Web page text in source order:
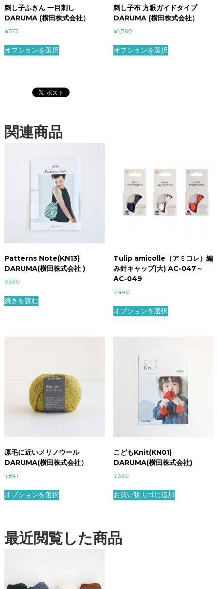
刺し子ふきん 一目刺し
DARUMA (横田株式会社）
¥572
オプションを選択
刺し子布 方眼ガイドタイプ
DARUMA (横田株式会社）
¥1,760
オプションを選択
関連商品
Patterns Note(KN13)
DARUMA(横田株式会社 )
¥330
続きを読む
Tulip amicolle（アミコレ）編
み針キャップ(大) AC-047～
AC-049
¥440
オプションを選択
原毛に近いメリノウール
DARUMA(横田株式会社）
¥841
オプションを選択
こどもKnit(KN01)
DARUMA(横田株式会社)
¥330
お買い物カゴに追加
最近閲覧した商品